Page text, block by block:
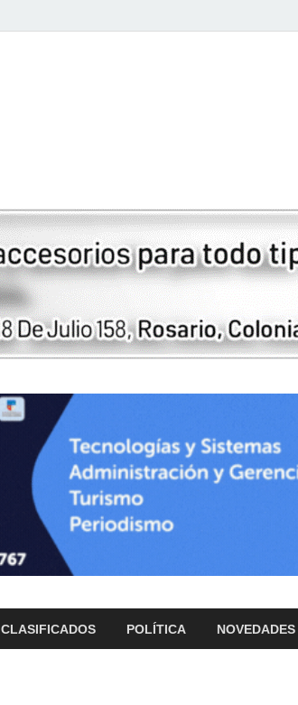
CLASIFICADOS POLÍTICA NOVEDADES